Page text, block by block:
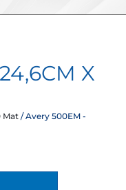
X
Mat/ Avery 500EM -